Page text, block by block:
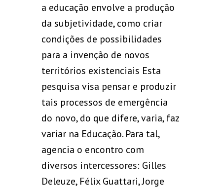
a educação envolve a produção
da subjetividade, como criar
condições de possibilidades
para a invenção de novos
territórios existenciais Esta
pesquisa visa pensar e produzir
tais processos de emergência
do novo, do que difere, varia, faz
variar na Educação. Para tal,
agencia o encontro com
diversos intercessores: Gilles
Deleuze, Félix Guattari, Jorge